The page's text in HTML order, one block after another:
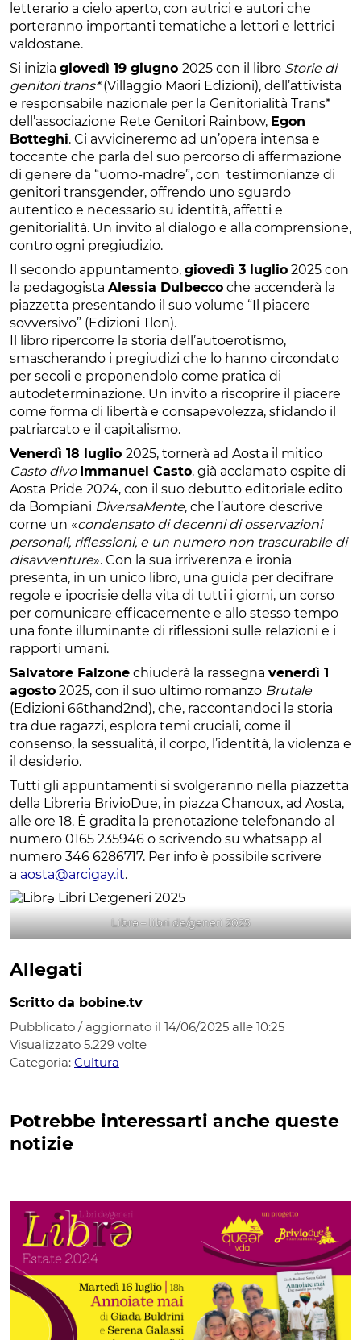
letterario a cielo aperto, con autrici e autori che
porteranno importanti tematiche a lettori e lettrici
valdostane.
Si inizia giovedì 19 giugno 2025 con il libro Storie di
genitori trans*(Villaggio Maori Edizioni), dell’attivista
e responsabile nazionale per la Genitorialità Trans*
dell’associazione Rete Genitori Rainbow, Egon
Botteghi. Ci avvicineremo ad un’opera intensa e
toccante che parla del suo percorso di affermazione
di genere da “uomo-madre”, con testimonianze di
genitori transgender, offrendo uno sguardo
autentico e necessario su identità, affetti e
genitorialità. Un invito al dialogo e alla comprensione,
contro ogni pregiudizio.
Il secondo appuntamento, giovedì 3 luglio 2025 con
la pedagogista Alessia Dulbecco che accenderà la
piazzetta presentando il suo volume “Il piacere
sovversivo” (Edizioni Tlon).
Il libro ripercorre la storia dell’autoerotismo,
smascherando i pregiudizi che lo hanno circondato
per secoli e proponendolo come pratica di
autodeterminazione. Un invito a riscoprire il piacere
come forma di libertà e consapevolezza, sfidando il
patriarcato e il capitalismo.
Venerdì 18 luglio 2025, tornerà ad Aosta il mitico
Casto divo Immanuel Casto, già acclamato ospite di
Aosta Pride 2024, con il suo debutto editoriale edito
da Bompiani DiversaMente, che l’autore descrive
come un «condensato di decenni di osservazioni
personali, riflessioni, e un numero non trascurabile di
disavventure». Con la sua irriverenza e ironia
presenta, in un unico libro, una guida per decifrare
regole e ipocrisie della vita di tutti i giorni, un corso
per comunicare efficacemente e allo stesso tempo
una fonte illuminante di riflessioni sulle relazioni e i
rapporti umani.
Salvatore Falzone chiuderà la rassegna venerdì 1
agosto 2025, con il suo ultimo romanzo Brutale
(Edizioni 66thand2nd), che, raccontandoci la storia
tra due ragazzi, esplora temi cruciali, come il
consenso, la sessualità, il corpo, l’identità, la violenza e
il desiderio.
Tutti gli appuntamenti si svolgeranno nella piazzetta
della Libreria BrivioDue, in piazza Chanoux, ad Aosta,
alle ore 18. È gradita la prenotazione telefonando al
numero 0165 235946 o scrivendo su whatsapp al
numero 346 6286717. Per info è possibile scrivere
a aosta@arcigay.it.
Librə – libri de/generi 2025
Allegati
Scritto da bobine.tv
Pubblicato / aggiornato il 14/06/2025 alle 10:25
Visualizzato 5.229 volte
Categoria: Cultura
Potrebbe interessarti anche queste
notizie